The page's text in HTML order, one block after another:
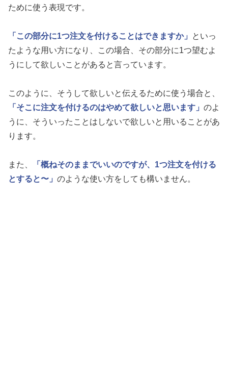
ために使う表現です。
「この部分に1つ注文を付けることはできますか」
といっ
たような用い方になり、この場合、その部分に1つ望むよ
うにして欲しいことがあると言っています。
このように、そうして欲しいと伝えるために使う場合と、
「そこに注文を付けるのはやめて欲しいと思います」 のよ
うに、そういったことはしないで欲しいと用いることがあ
ります。
また、
「概ねそのままでいいのですが、1つ注文を付ける
とすると〜」 のような使い方をしても構いません。